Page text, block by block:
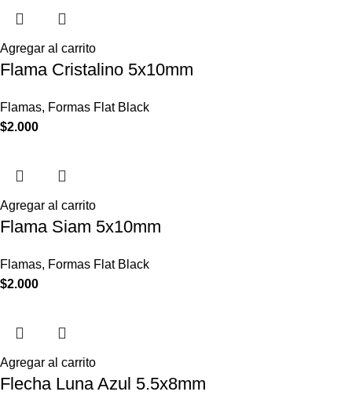
Agregar al carrito
Flama Cristalino 5x10mm
Flamas, Formas Flat Black
$2.000
Agregar al carrito
Flama Siam 5x10mm
Flamas, Formas Flat Black
$2.000
Agregar al carrito
Flecha Luna Azul 5.5x8mm